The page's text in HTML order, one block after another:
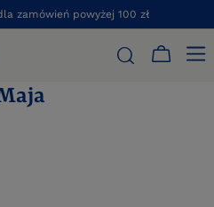
zamówień powyżej 100 zł
MAJA